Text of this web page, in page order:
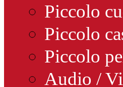
Piccolo
Piccolo
Piccolo
Audio /